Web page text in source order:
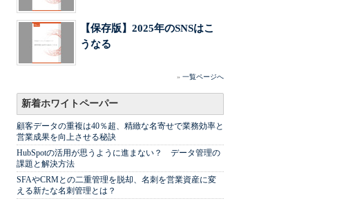
【保存版】2025年のSNSはこ
うなる
» 一覧ページへ
新着ホワイトペーパー
顧客データの重複は40％超、精緻な名寄せで業務効率と
営業成果を向上させる秘訣
HubSpotの活用が思うように進まない？ データ管理の
課題と解決方法
SFAやCRMとの二重管理を脱却、名刺を営業資産に変
える新たな名刺管理とは？